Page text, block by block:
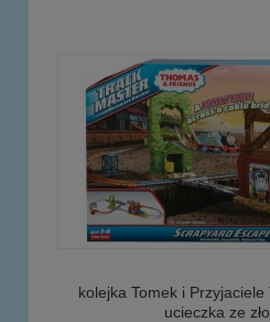
kolejka Tomek i
ucieczka ze